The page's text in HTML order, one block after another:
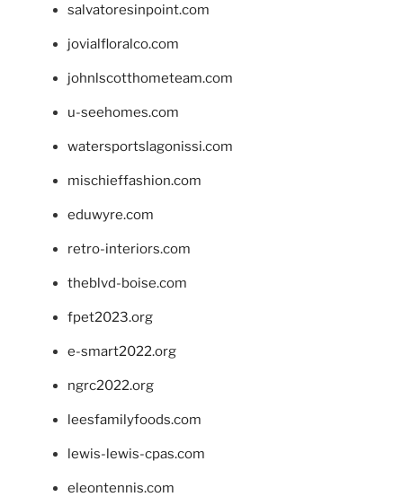
salvatoresinpoint.com
jovialfloralco.com
johnlscotthometeam.com
u-seehomes.com
watersportslagonissi.com
mischieffashion.com
eduwyre.com
retro-interiors.com
theblvd-boise.com
fpet2023.org
e-smart2022.org
ngrc2022.org
leesfamilyfoods.com
lewis-lewis-cpas.com
eleontennis.com